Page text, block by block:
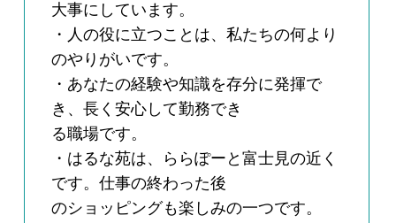
大事にしています。
・人の役に立つことは、私たちの何より
のやりがいです。
・あなたの経験や知識を存分に発揮で
き、長く安心して勤務でき
る職場です。
・はるな苑は、ららぽーと富士見の近く
です。仕事の終わった後
のショッピングも楽しみの一つです。